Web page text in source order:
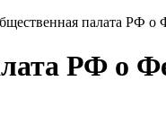
палата РФ о
РФ о